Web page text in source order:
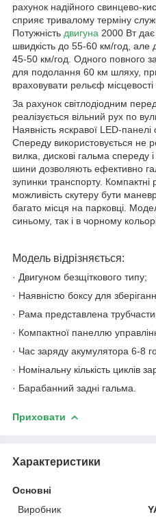
рахунок надійного свинцево-
сприяє тривалому терміну
Потужність двигуна 2000 Вт дає
швидкість до 55-60 км/год, але
45-50 км/год. Одного повного
для подолання 60 км шляху,
враховувати рельєф
За рахунок світлодіодним
реалізується вільний рух по
Наявність яскравої LED-панелі
Спереду використовується не
вилка, дискові гальма спереду
шини дозволяють ефективно
зупинки транспорту. Компактні
можливість скутеру бути
багато місця на парковці.
синьому, так і в чорному
Модель відрізняється:
· Двигуном безщіткового типу;
· Наявністю боксу для
· Рама представлена
· Компактної панеллю
· Час заряду акумулятора 6-8
· Номінальну кількість циклів
· Барабанний задні гальма.
Приховати
Характеристики
Основні
Виробник